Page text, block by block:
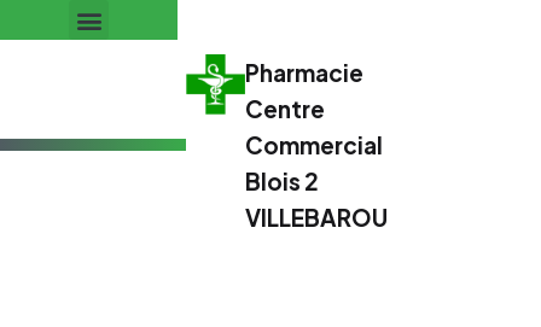
Pharmacie
Centre
Commercial
Blois 2
VILLEBAROU